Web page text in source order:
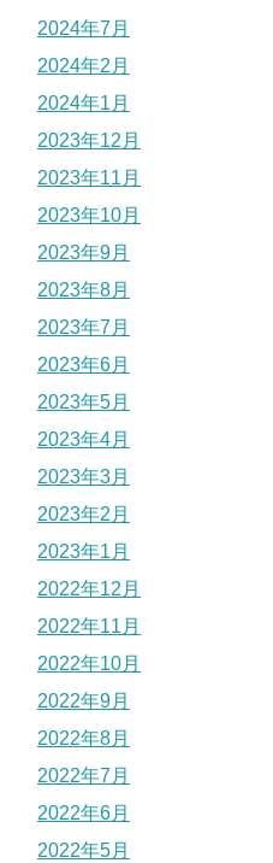
2024年7月
2024年2月
2024年1月
2023年12月
2023年11月
2023年10月
2023年9月
2023年8月
2023年7月
2023年6月
2023年5月
2023年4月
2023年3月
2023年2月
2023年1月
2022年12月
2022年11月
2022年10月
2022年9月
2022年8月
2022年7月
2022年6月
2022年5月